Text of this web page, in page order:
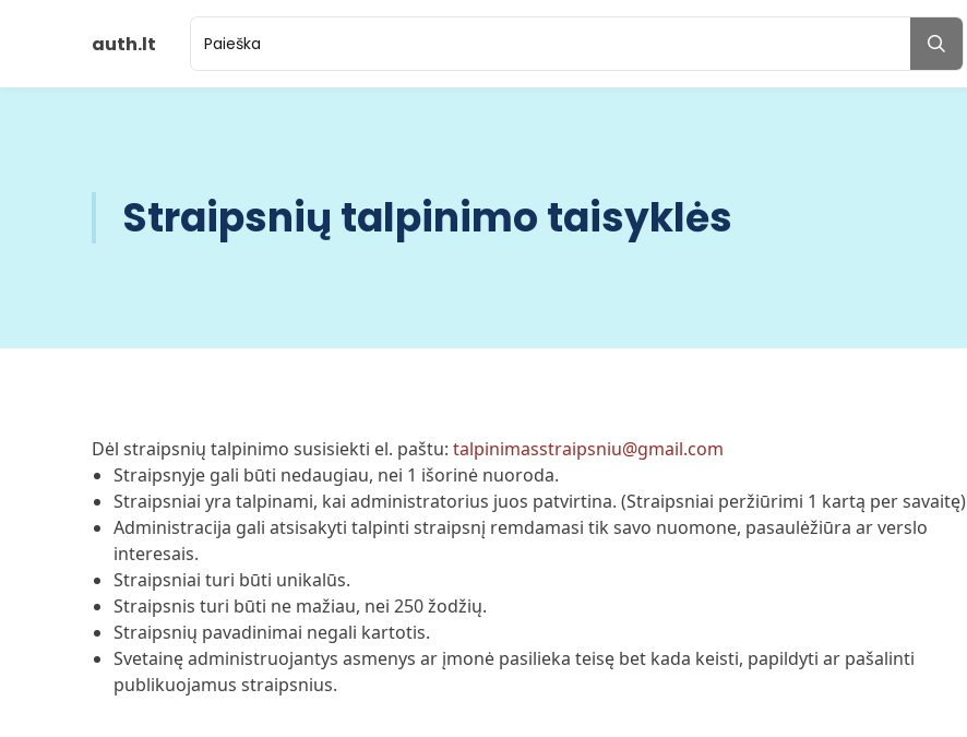
auth.lt
Straipsnių talpinimo taisyklės
Dėl straipsnių talpinimo susisiekti el. paštu: talpinimasstraipsniu@gmail.com
Straipsnyje gali būti nedaugiau, nei 1 išorinė nuoroda.
Straipsniai yra talpinami, kai administratorius juos patvirtina. (Straipsniai peržiūrimi 1 kartą per savaitę)
Administracija gali atsisakyti talpinti straipsnį remdamasi tik savo nuomone, pasaulėžiūra ar verslo
interesais.
Straipsniai turi būti unikalūs.
Straipsnis turi būti ne mažiau, nei 250 žodžių.
Straipsnių pavadinimai negali kartotis.
Svetainę administruojantys asmenys ar įmonė pasilieka teisę bet kada keisti, papildyti ar pašalinti
publikuojamus straipsnius.